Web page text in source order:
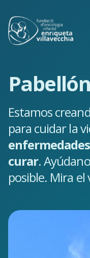
Estamos
para cuidar la
curar.
posible. Mira el